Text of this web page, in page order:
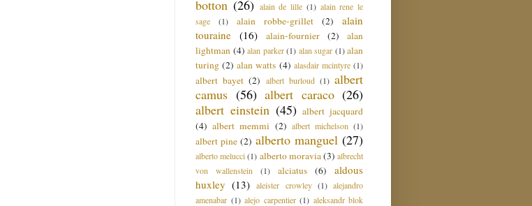
botton (26) alain de lille (1) alain rene le
sage
(1) alain robbe-grillet (2)
alain
touraine (16) alain-fournier (2)
alan
lightman (4) alan parker (1) alan sugar (1) alan
turing (2) alan watts (4) alasdair mcintyre (1)
albert bayet (2) albert burloud (1) albert
camus (56) albert caraco (26)
albert einstein (45) albert jacquard
(4) albert memmi (2) albert michelson (1)
albert pine (2) alberto manguel (27)
alberto melucci (1) alberto moravia (3) albrecht
von wallenstein
(1) alciatus (6)
aldous
huxley (13) aleister crowley (1) alejandro
amenabar (1) alejo carpentier (1) aleksandr blok